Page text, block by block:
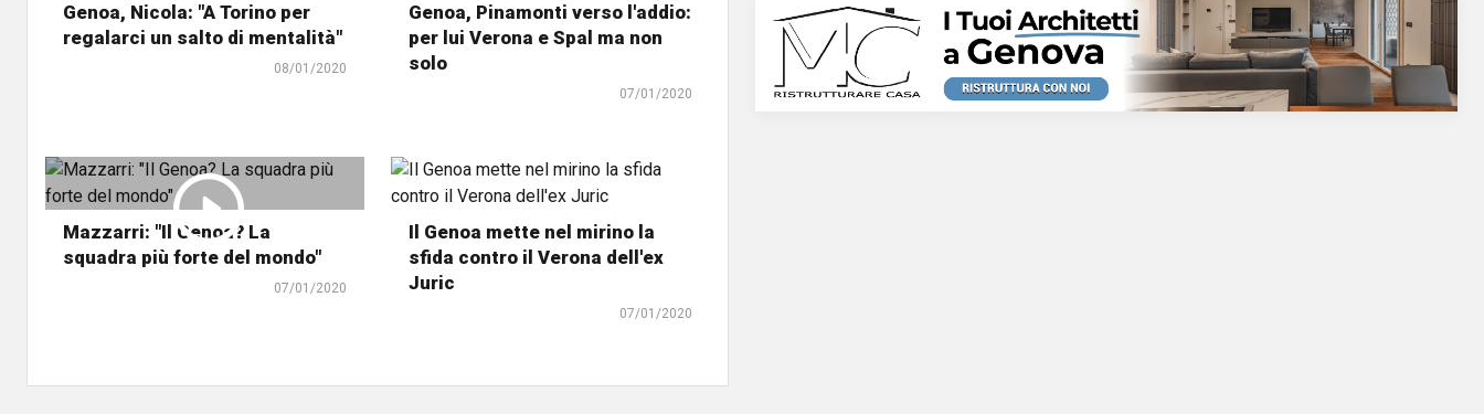
Genoa, Nicola: "A Torino per
regalarci un salto di mentalità"
08/01/2020
Genoa, Pinamonti verso l'addio:
per lui Verona e Spal ma non
solo
07/01/2020
Mazzarri: "Il Genoa? La
squadra più forte del mondo"
07/01/2020
Il Genoa mette nel mirino la
sfida contro il Verona dell'ex
Juric
07/01/2020